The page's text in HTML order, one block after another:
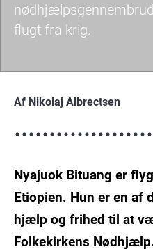
flugt fra krig.
Af Nikolaj Albrectsen
Nyajuok Bituang er
Etiopien. Hun er en af
hjælp og frihed til at
Folkekirkens